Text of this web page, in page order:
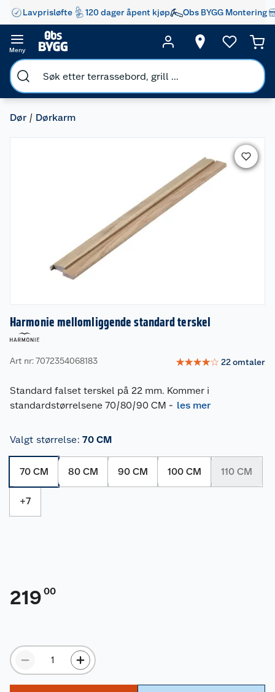
Lavprisløfte 120 dager åpent kjøp Obs BYGG Montering
Meny
Dør Dørkarm
Harmonie mellomliggende standard terskel
Art nr: 7072354068183 ☆☆☆☆☆ 22omtaler
Standard falset terskel på 22 mm. Kommer i
standardstørrelsene 70/80/90 CM - les mer
Valgt størrelse: 70 CM
70 CM 80 CM 90 CM 100 CM 110 CM
+7
219 00